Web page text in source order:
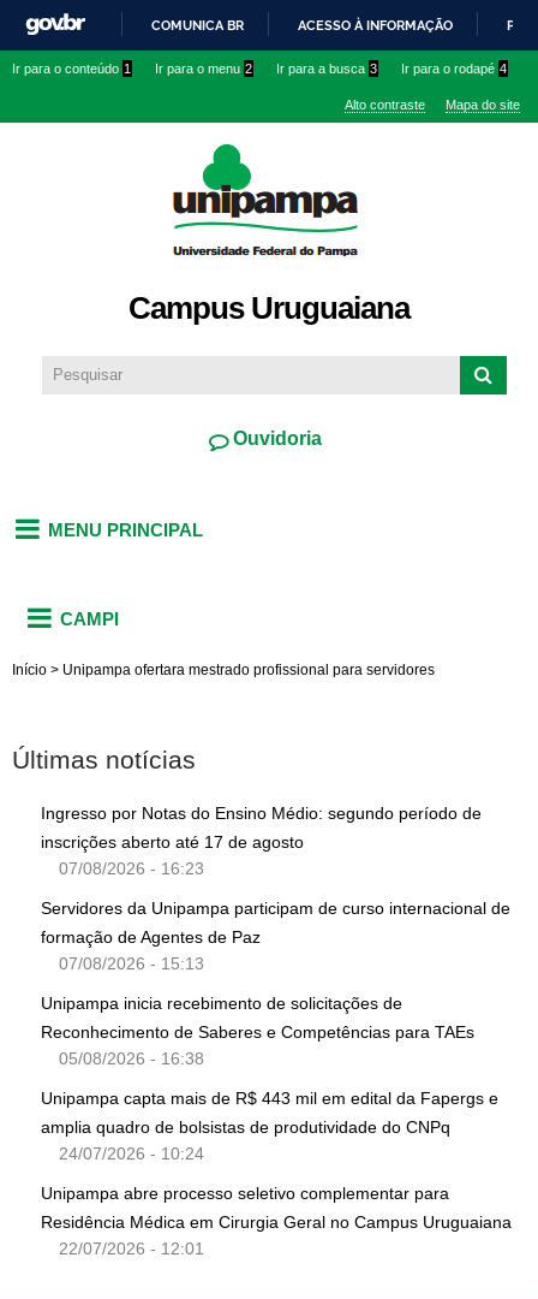
conteúdo
IR
O
COMUNICA BR ACESSO À INFORMAÇÃO
Ir para o conteúdo 1 Ir para o menu 2 Ir para a busca 3 Ir para o rodapé 4
Alto contraste Mapa do site
Campus Uruguaiana
Ouvidoria
MENU PRINCIPAL
CAMPI
Início > Unipampa ofertara mestrado profissional para servidores
Últimas notícias
Ingresso por Notas do Ensino Médio: segundo período de
inscrições aberto até 17 de agosto
07/08/2026 - 16:23
Servidores da Unipampa participam de curso internacional de
formação de Agentes de Paz
07/08/2026 - 15:13
Unipampa inicia recebimento de solicitações de
Reconhecimento de Saberes e Competências para TAEs
05/08/2026 - 16:38
Unipampa capta mais de R$ 443 mil em edital da Fapergs e
amplia quadro de bolsistas de produtividade do CNPq
24/07/2026 - 10:24
Unipampa abre processo seletivo complementar para
Residência Médica em Cirurgia Geral no Campus Uruguaiana
22/07/2026 - 12:01